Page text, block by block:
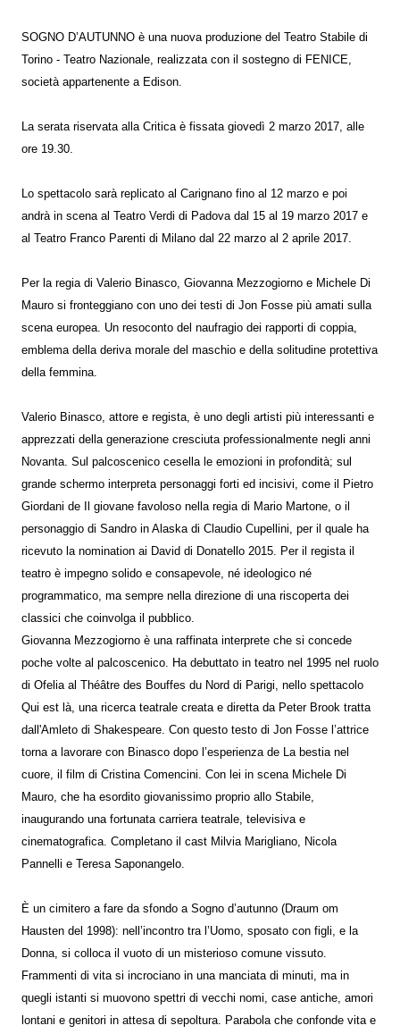
SOGNO D’AUTUNNO è una nuova produzione del Teatro Stabile di
Torino - Teatro Nazionale, realizzata con il sostegno di FENICE,
società appartenente a Edison.
La serata riservata alla Critica è fissata giovedì 2 marzo 2017, alle
ore 19.30.
Lo spettacolo sarà replicato al Carignano fino al 12 marzo e poi
andrà in scena al Teatro Verdi di Padova dal 15 al 19 marzo 2017 e
al Teatro Franco Parenti di Milano dal 22 marzo al 2 aprile 2017.
Per la regia di Valerio Binasco, Giovanna Mezzogiorno e Michele Di
Mauro si fronteggiano con uno dei testi di Jon Fosse più amati sulla
scena europea. Un resoconto del naufragio dei rapporti di coppia,
emblema della deriva morale del maschio e della solitudine protettiva
della femmina.
Valerio Binasco, attore e regista, è uno degli artisti più interessanti e
apprezzati della generazione cresciuta professionalmente negli anni
Novanta. Sul palcoscenico cesella le emozioni in profondità; sul
grande schermo interpreta personaggi forti ed incisivi, come il Pietro
Giordani de Il giovane favoloso nella regia di Mario Martone, o il
personaggio di Sandro in Alaska di Claudio Cupellini, per il quale ha
ricevuto la nomination ai David di Donatello 2015. Per il regista il
teatro è impegno solido e consapevole, né ideologico né
programmatico, ma sempre nella direzione di una riscoperta dei
classici che coinvolga il pubblico.
Giovanna Mezzogiorno è una raffinata interprete che si concede
poche volte al palcoscenico. Ha debuttato in teatro nel 1995 nel ruolo
di Ofelia al Théâtre des Bouffes du Nord di Parigi, nello spettacolo
Qui est là, una ricerca teatrale creata e diretta da Peter Brook tratta
dall'Amleto di Shakespeare. Con questo testo di Jon Fosse l’attrice
torna a lavorare con Binasco dopo l’esperienza de La bestia nel
cuore, il film di Cristina Comencini. Con lei in scena Michele Di
Mauro, che ha esordito giovanissimo proprio allo Stabile,
inaugurando una fortunata carriera teatrale, televisiva e
cinematografica. Completano il cast Milvia Marigliano, Nicola
Pannelli e Teresa Saponangelo.
È un cimitero a fare da sfondo a Sogno d’autunno (Draum om
Hausten del 1998): nell’incontro tra l’Uomo, sposato con figli, e la
Donna, si colloca il vuoto di un misterioso comune vissuto.
Frammenti di vita si incrociano in una manciata di minuti, ma in
quegli istanti si muovono spettri di vecchi nomi, case antiche, amori
lontani e genitori in attesa di sepoltura. Parabola che confonde vita e